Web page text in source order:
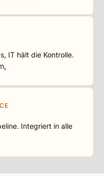
IT hält die Kontrolle.
.
Integriert in alle